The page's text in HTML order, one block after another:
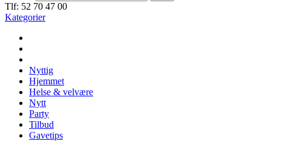
Tlf: 52 70 47 00
Kategorier
Nyttig
Hjemmet
Helse & velvære
Nytt
Party
Tilbud
Gavetips